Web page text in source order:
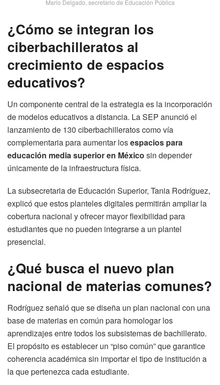
Mario Delgado, secretario de Educación Pública
¿Cómo se integran los
ciberbachilleratos al
crecimiento de espacios
educativos?
Un componente central de la estrategia es la incorporación
de modelos educativos a distancia. La SEP anunció el
lanzamiento de 130 ciberbachilleratos como vía
complementaria para aumentar losespacios para
educación media superior en México sin depender
únicamente de la infraestructura física.
La subsecretaria de Educación Superior, Tania Rodríguez,
explicó que estos planteles digitales permitirán ampliar la
cobertura nacional y ofrecer mayor flexibilidad para
estudiantes que no pueden integrarse a un plantel
presencial.
¿Qué busca el nuevo plan
nacional de materias comunes?
Rodríguez señaló que se diseña un plan nacional con una
base de materias en común para homologar los
aprendizajes entre todos los subsistemas de bachillerato.
El propósito es establecer un “piso común” que garantice
coherencia académica sin importar el tipo de institución a
la que pertenezca cada estudiante.